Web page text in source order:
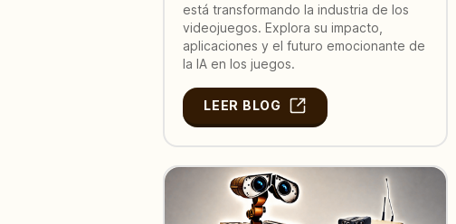
está transformando la industria de los
videojuegos. Explora su impacto,
aplicaciones y el futuro emocionante de
la IA en los juegos.
LEER BLOG